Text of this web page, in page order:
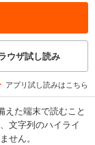
ウザ試し読み
アプリ試し読みはこちら
た端末で読むこと
文字列のハイライ
せん。